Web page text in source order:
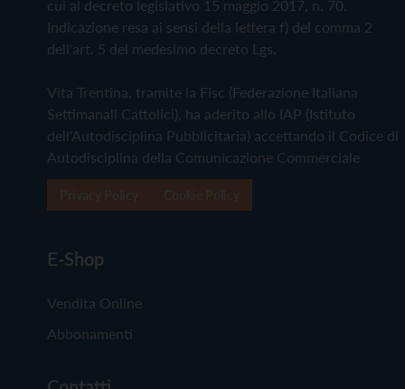
cui al decreto legislativo 15 maggio 2017, n. 70.
Indicazione resa ai sensi della lettera f) del comma 2
dell'art. 5 del medesimo decreto Lgs.
Vita Trentina, tramite la Fisc (Federazione Italiana
Settimanali Cattolici), ha aderito allo IAP (Istituto
dell'Autodisciplina Pubblicitaria) accettando il Codice di
Autodisciplina della Comunicazione Commerciale
E-Shop
Vendita Online
Abbonamenti